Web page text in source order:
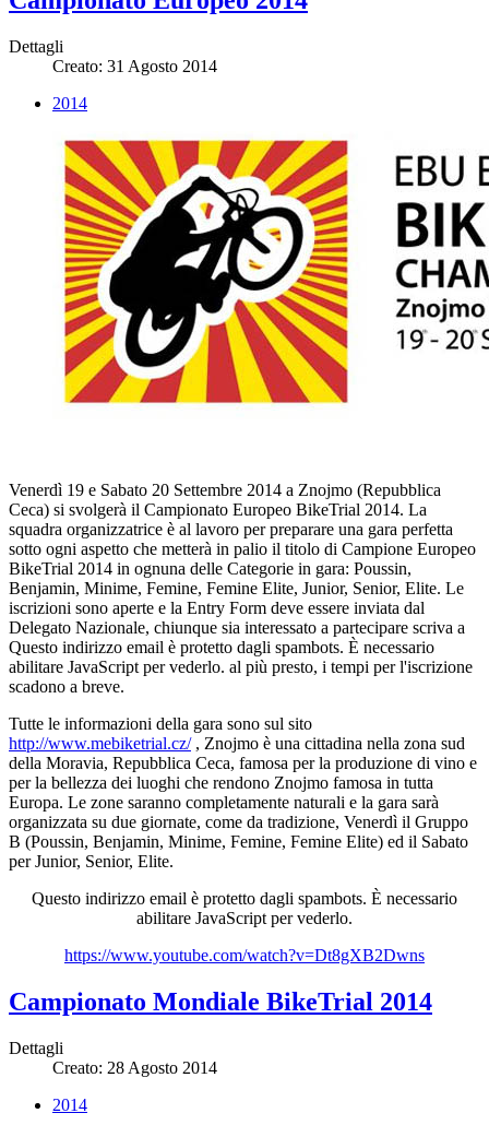
Dettagli
Creato: 31 Agosto 2014
2014
Venerdì 19 e Sabato 20 Settembre 2014 a Znojmo (Repubblica
Ceca) si svolgerà il Campionato Europeo BikeTrial 2014. La
squadra organizzatrice è al lavoro per preparare una gara perfetta
sotto ogni aspetto che metterà in palio il titolo di Campione Europeo
BikeTrial 2014 in ognuna delle Categorie in gara: Poussin,
Benjamin, Minime, Femine, Femine Elite, Junior, Senior, Elite. Le
iscrizioni sono aperte e la Entry Form deve essere inviata dal
Delegato Nazionale, chiunque sia interessato a partecipare scriva a
Questo indirizzo email è protetto dagli spambots. È necessario
abilitare JavaScript per vederlo. al più presto, i tempi per l'iscrizione
scadono a breve.
Tutte le informazioni della gara sono sul sito
http://www.mebiketrial.cz/, Znojmo è una cittadina nella zona sud
della Moravia, Repubblica Ceca, famosa per la produzione di vino e
per la bellezza dei luoghi che rendono Znojmo famosa in tutta
Europa. Le zone saranno completamente naturali e la gara sarà
organizzata su due giornate, come da tradizione, Venerdì il Gruppo
B (Poussin, Benjamin, Minime, Femine, Femine Elite) ed il Sabato
per Junior, Senior, Elite.
Questo indirizzo email è protetto dagli spambots. È necessario
abilitare JavaScript per vederlo.
https://www.youtube.com/watch?v=Dt8gXB2Dwns
Campionato Mondiale BikeTrial 2014
Dettagli
Creato: 28 Agosto 2014
2014